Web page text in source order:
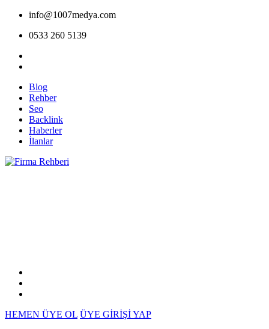
info@1007medya.com
0533 260 5139
Blog
Rehber
Seo
Backlink
Haberler
İlanlar
HEMEN ÜYE OL ÜYE GİRİŞİ YAP